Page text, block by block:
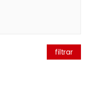
filtrar